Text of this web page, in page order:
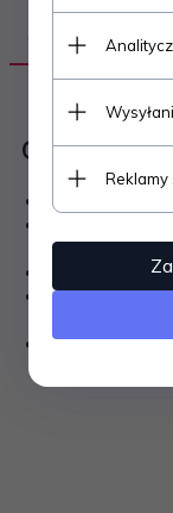
OPIS
Opis
Wysokość
ułatwiający
Nadaje się na
wymiary